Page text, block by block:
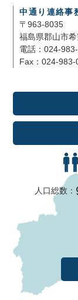
中通り連絡事
〒963-8035
福島県郡山市
電話：024-
Fax：024-983-
人口総数：